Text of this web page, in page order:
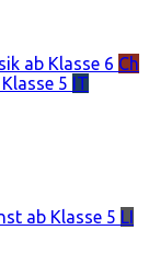
ab Klasse 6 Ch
5 IT
ab Klasse 5 LI